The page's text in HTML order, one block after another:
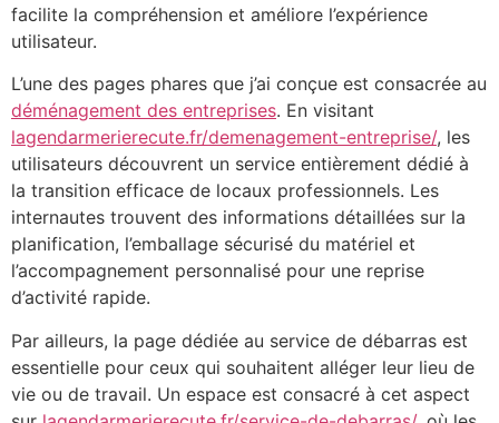
facilite la compréhension et améliore l’expérience
utilisateur.
L’une des pages phares que j’ai conçue est consacrée au
déménagement des entreprises. En visitant
lagendarmerierecute.fr/demenagement-entreprise/, les
utilisateurs découvrent un service entièrement dédié à
la transition efficace de locaux professionnels. Les
internautes trouvent des informations détaillées sur la
planification, l’emballage sécurisé du matériel et
l’accompagnement personnalisé pour une reprise
d’activité rapide.
Par ailleurs, la page dédiée au service de débarras est
essentielle pour ceux qui souhaitent alléger leur lieu de
vie ou de travail. Un espace est consacré à cet aspect